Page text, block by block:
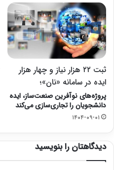
ثبت ۲۲ هزار نیاز و چهار هزار
ایده در سامانه «نان»؛
پروژه‌های نوآفرین صنعت‌ساز، ایده
دانشجویان را تجاری‌سازی می‌‎کند
۱۴۰۴-۰۹-۰۱
دیدگاهتان را بنویسید